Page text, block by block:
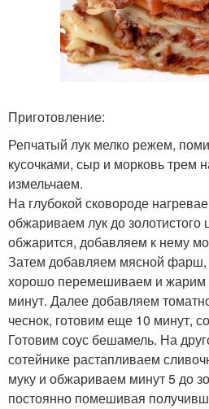
Приготовление:
Репчатый лук мелко режем,
кусочками, сыр и морковь трем
измельчаем.
На глубокой сковороде
обжариваем лук до золотистого
обжарится, добавляем к нему
Затем добавляем мясной
хорошо перемешиваем и жарим
минут. Далее добавляем
чеснок, готовим еще 10 минут,
Готовим соус бешамель. На
сотейнике растапливаем
муку и обжариваем минут 5 до
постоянно помешивая